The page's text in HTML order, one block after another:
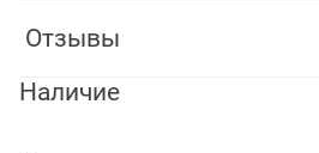
Отзывы
Наличие